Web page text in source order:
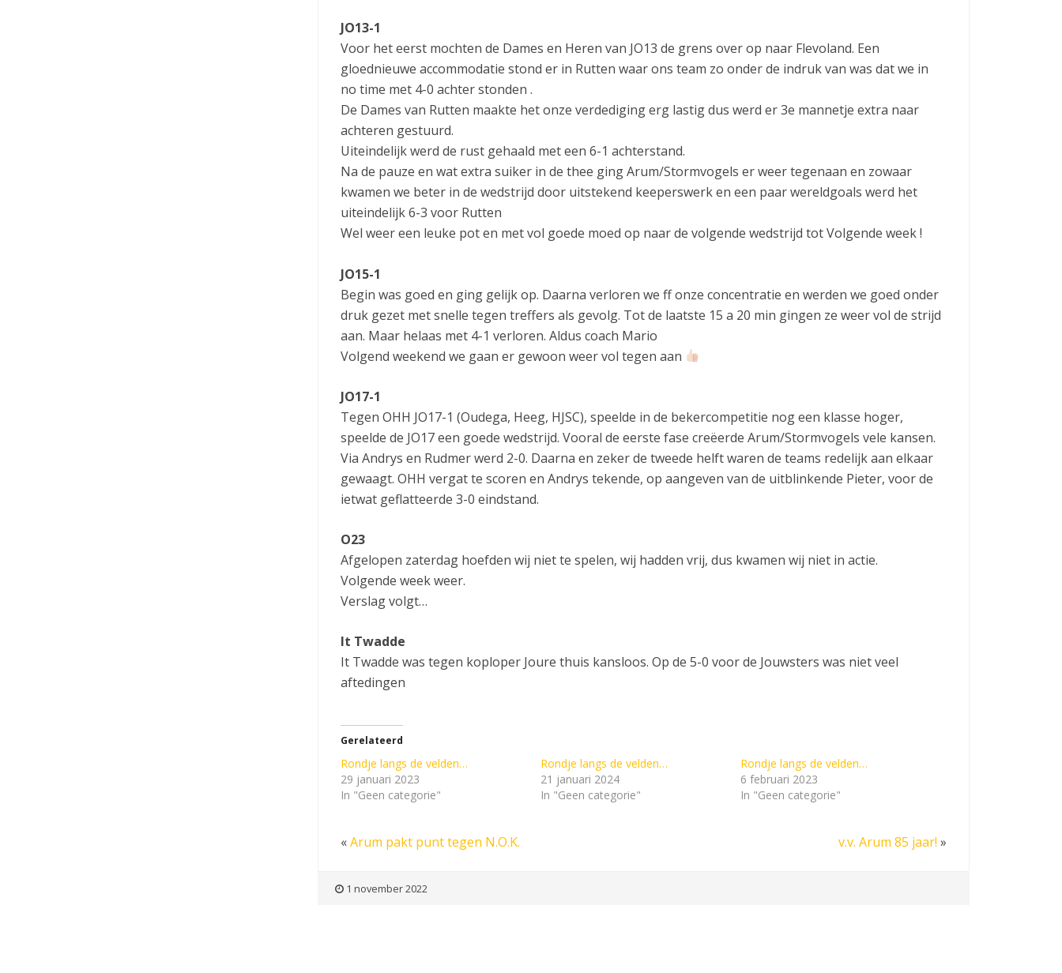
JO13-1
Voor het eerst mochten de Dames en Heren van JO13 de grens over op naar Flevoland. Een
gloednieuwe accommodatie stond er in Rutten waar ons team zo onder de indruk van was dat we in
no time met 4-0 achter stonden .
De Dames van Rutten maakte het onze verdediging erg lastig dus werd er 3e mannetje extra naar
achteren gestuurd.
Uiteindelijk werd de rust gehaald met een 6-1 achterstand.
Na de pauze en wat extra suiker in de thee ging Arum/Stormvogels er weer tegenaan en zowaar
kwamen we beter in de wedstrijd door uitstekend keeperswerk en een paar wereldgoals werd het
uiteindelijk 6-3 voor Rutten
Wel weer een leuke pot en met vol goede moed op naar de volgende wedstrijd tot Volgende week !
JO15-1
Begin was goed en ging gelijk op. Daarna verloren we ff onze concentratie en werden we goed onder
druk gezet met snelle tegen treffers als gevolg. Tot de laatste 15 a 20 min gingen ze weer vol de strijd
aan. Maar helaas met 4-1 verloren. Aldus coach Mario
Volgend weekend we gaan er gewoon weer vol tegen aan
JO17-1
Tegen OHH JO17-1 (Oudega, Heeg, HJSC), speelde in de bekercompetitie nog een klasse hoger,
speelde de JO17 een goede wedstrijd. Vooral de eerste fase creëerde Arum/Stormvogels vele kansen.
Via Andrys en Rudmer werd 2-0. Daarna en zeker de tweede helft waren de teams redelijk aan elkaar
gewaagt. OHH vergat te scoren en Andrys tekende, op aangeven van de uitblinkende Pieter, voor de
ietwat geflatteerde 3-0 eindstand.
O23
Afgelopen zaterdag hoefden wij niet te spelen, wij hadden vrij, dus kwamen wij niet in actie.
Volgende week weer.
Verslag volgt…
It Twadde
It Twadde was tegen koploper Joure thuis kansloos. Op de 5-0 voor de Jouwsters was niet veel
aftedingen
Gerelateerd
Rondje langs de velden…
29 januari 2023
In "Geen categorie"
Rondje langs de velden…
21 januari 2024
In "Geen categorie"
Rondje langs de velden…
6 februari 2023
In "Geen categorie"
«Arum pakt punt tegen N.O.K. v.v. Arum 85 jaar! »
1 november 2022